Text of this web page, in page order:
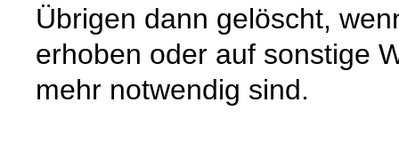
Übrigen dann gelöscht,
erhoben oder auf sonstige
mehr notwendig sind.